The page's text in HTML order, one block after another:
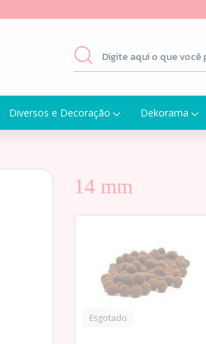
Diversos e Decoração Dekorama
14 mm
Esgotado